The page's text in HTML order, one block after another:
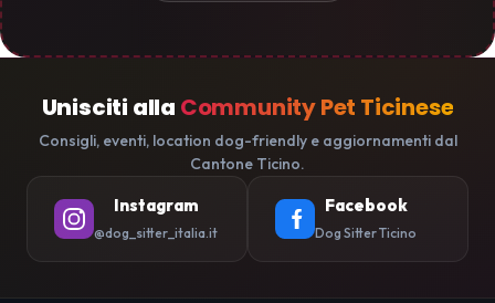
Unisciti alla Community Pet Ticinese
Consigli, eventi, location dog-friendly e aggiornamenti dal
Cantone Ticino.
Instagram
@dog_sitter_italia.it
Facebook
Dog Sitter Ticino